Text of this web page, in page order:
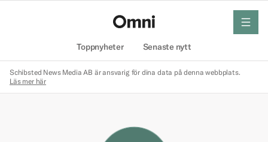
Toppnyheter Senaste nytt
meny
Schibsted News Media AB är ansvarig för dina data på denna webbplats.
Läs mer här